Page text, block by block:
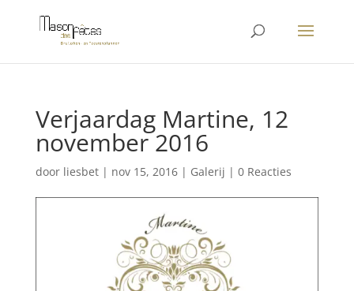
Verjaardag Martine, 12
november 2016
door liesbet| nov 15, 2016| Galerij | 0 Reacties